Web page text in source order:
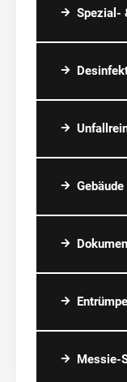
Spezial-
Messie-